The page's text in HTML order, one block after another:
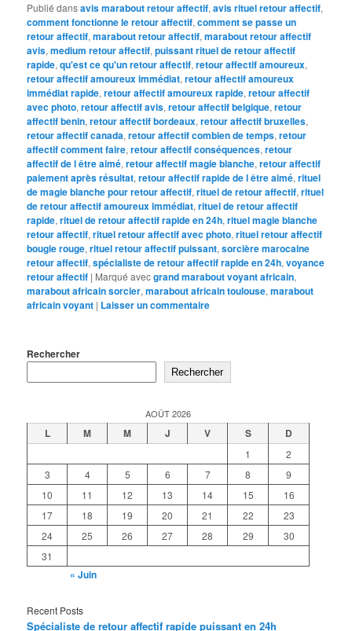
Publié dansavis marabout retour affectif,avis rituel retour affectif,
comment fonctionne le retour affectif,comment se passe un
retour affectif,marabout retour affectif,marabout retour affectif
avis,medium retour affectif,puissant rituel de retour affectif
rapide,qu'est ce qu'un retour affectif,retour affectif amoureux,
retour affectif amoureux immédiat,retour affectif amoureux
immédiat rapide,retour affectif amoureux rapide,retour affectif
avec photo,retour affectif avis,retour affectif belgique,retour
affectif benin,retour affectif bordeaux,retour affectif bruxelles,
retour affectif canada,retour affectif combien de temps,retour
affectif comment faire,retour affectif conséquences,retour
affectif de l être aimé,retour affectif magie blanche,retour affectif
paiement après résultat,retour affectif rapide de l être aimé,rituel
de magie blanche pour retour affectif,rituel de retour affectif,rituel
de retour affectif amoureux immédiat,rituel de retour affectif
rapide,rituel de retour affectif rapide en 24h,rituel magie blanche
retour affectif,rituel retour affectif avec photo,rituel retour affectif
bougie rouge,rituel retour affectif puissant,sorcière marocaine
retour affectif,spécialiste de retour affectif rapide en 24h,voyance
retour affectif | Marqué avecgrand marabout voyant africain,
marabout africain sorcier,marabout africain toulouse,marabout
africain voyant | Laisser un commentaire
Rechercher
Rechercher
AOÛT 2026
L M M J V S D
1
2
3
4 5 6 7 8
9
10
11 12 13 14 15
16
17
18 19 20 21 22
23
24
25 26 27 28 29
30
31
« Juin
Recent Posts
Spécialiste de retour affectif rapide puissant en 24h